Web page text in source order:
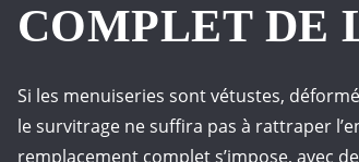
COMPLET DE
Si les menuiseries sont vétustes,
le survitrage ne suffira pas à rattraper
remplacement complet s’impose, avec